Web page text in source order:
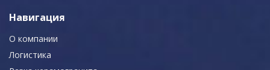
Навигация
О компании
Логистика